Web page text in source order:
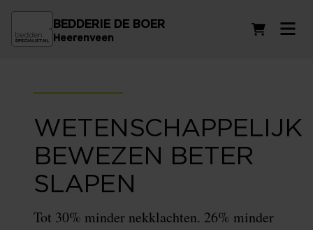
BEDDERIE DE BOER
Heerenveen
WETENSCHAPPELIJK
BEWEZEN BETER
SLAPEN
Tot 30% minder nekklachten. 26% minder